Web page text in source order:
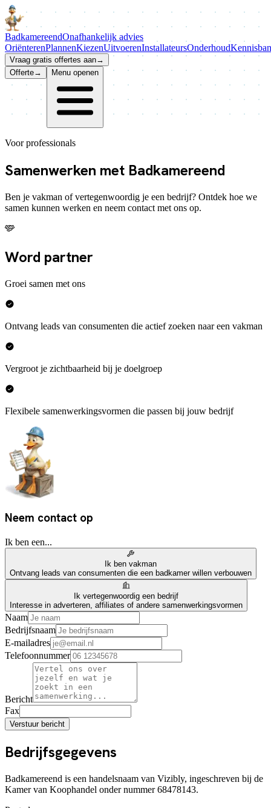
BadkamereendOnafhankelijk advies
OriënterenPlannenKiezenUitvoerenInstallateursOnderhoud
Vraag gratis offertes aan→
Offerte→ Menu openen
Voor professionals
Samenwerken met Badkamereend
Ben je vakman of vertegenwoordig je een bedrijf? Ontdek hoe we
samen kunnen werken en neem contact met ons op.
Word partner
Groei samen met ons
Ontvang leads van consumenten die actief zoeken naar een vakman
Vergroot je zichtbaarheid bij je doelgroep
Flexibele samenwerkingsvormen die passen bij jouw bedrijf
Neem contact op
Ik ben een...
Ik ben vakman
Ontvang leads van consumenten die een badkamer willen verbouwen
Ik vertegenwoordig een bedrijf
Interesse in adverteren, affiliates of andere samenwerkingsvormen
Naam
Bedrijfsnaam
E-mailadres
Telefoonnummer
Bericht
Fax
Verstuur bericht
Bedrijfsgegevens
Badkamereend is een handelsnaam van Vizibly, ingeschreven bij de
Kamer van Koophandel onder nummer 68478143.